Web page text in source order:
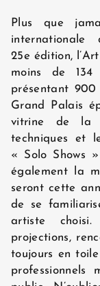
Plus que
25e édition,
moins de
présentant
Grand Palais
vitrine de la
techniques et
« Solo Shows
également la
seront cette
de se
artiste choisi.
projections,
toujours en
professionnels